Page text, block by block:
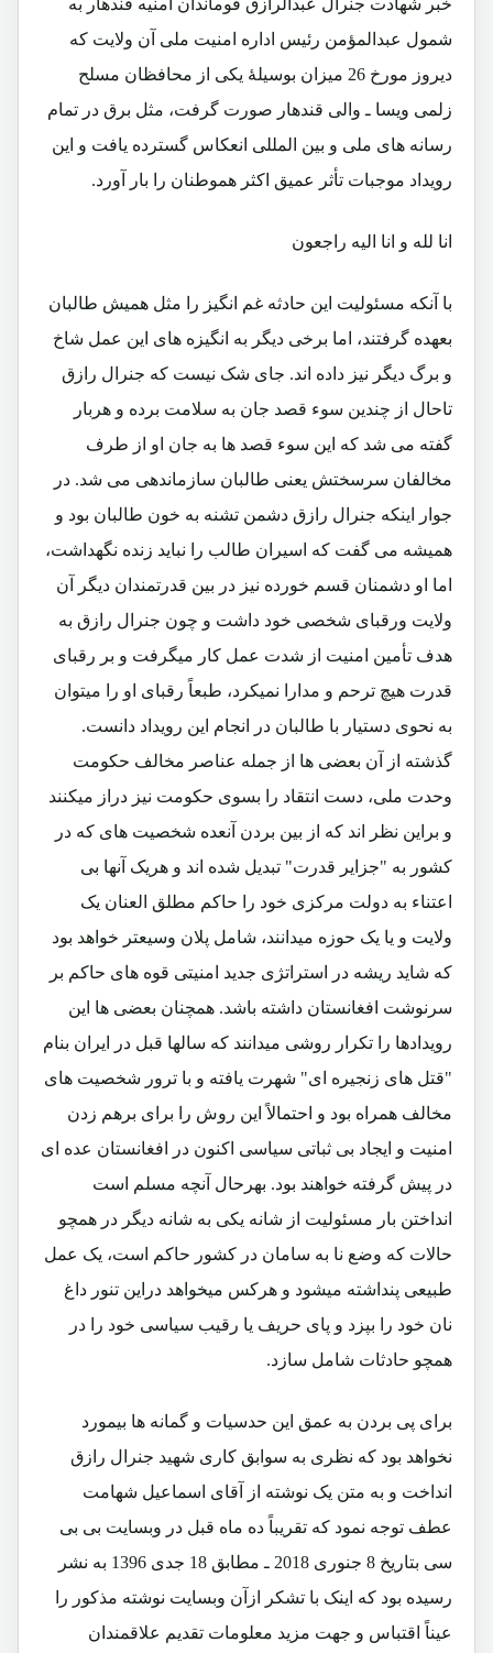
خبر شهادت جنرال عبدالرازق قوماندان امنیه قندهار به
شمول عبدالمؤمن رئیس اداره امنیت ملی آن ولایت که
دیروز مورخ 26 میزان بوسیلۀ یکی از محافظان مسلح
زلمی ویسا ـ والی قندهار صورت گرفت، مثل برق در تمام
رسانه های ملی و بین المللی انعکاس گسترده یافت و این
رویداد موجبات تأثر عمیق اکثر هموطنان را بار آورد.
انا لله و انا الیه راجعون
با آنکه مسئولیت این حادثه غم انگیز را مثل همیش طالبان
بعهده گرفتند، اما برخی دیگر به انگیزه های این عمل شاخ
و برگ دیگر نیز داده اند. جای شک نیست که جنرال رازق
تاحال از چندین سوء قصد جان به سلامت برده و هربار
گفته می شد که این سوء قصد ها به جان او از طرف
مخالفان سرسختش یعنی طالبان سازماندهی می شد. در
جوار اینکه جنرال رازق دشمن تشنه به خون طالبان بود و
همیشه می گفت که اسیران طالب را نباید زنده نگهداشت،
اما او دشمنان قسم خورده نیز در بین قدرتمندان دیگر آن
ولایت ورقبای شخصی خود داشت و چون جنرال رازق به
هدف تأمین امنیت از شدت عمل کار میگرفت و بر رقبای
قدرت هیچ ترحم و مدارا نمیکرد، طبعاً رقبای او را میتوان
به نحوی دستیار با طالبان در انجام این رویداد دانست.
گذشته از آن بعضی ها از جمله عناصر مخالف حکومت
وحدت ملی، دست انتقاد را بسوی حکومت نیز دراز میکنند
و براین نظر اند که از بین بردن آنعده شخصیت های که در
کشور به "جزایر قدرت" تبدیل شده اند و هریک آنها بی
اعتناء به دولت مرکزی خود را حاکم مطلق العنان یک
ولایت و یا یک حوزه میدانند، شامل پلان وسیعتر خواهد بود
که شاید ریشه در استراتژی جدید امنیتی قوه های حاکم بر
سرنوشت افغانستان داشته باشد. همچنان بعضی ها این
رویدادها را تکرار روشی میدانند که سالها قبل در ایران بنام
"قتل های زنجیره ای" شهرت یافته و با ترور شخصیت های
مخالف همراه بود و احتمالاً این روش را برای برهم زدن
امنیت و ایجاد بی ثباتی سیاسی اکنون در افغانستان عده ای
در پیش گرفته خواهند بود. بهرحال آنچه مسلم است
انداختن بار مسئولیت از شانه یکی به شانه دیگر در همچو
حالات که وضع نا به سامان در کشور حاکم است، یک عمل
طبیعی پنداشته میشود و هرکس میخواهد دراین تنور داغ
نان خود را بپزد و پای حریف یا رقیب سیاسی خود را در
همچو حادثات شامل سازد.
برای پی بردن به عمق این حدسیات و گمانه ها بیمورد
نخواهد بود که نظری به سوابق کاری شهید جنرال رازق
انداخت و به متن یک نوشته از آقای اسماعیل شهامت
عطف توجه نمود که تقریباً ده ماه قبل در وبسایت بی بی
سی بتاریخ 8 جنوری 2018 ـ مطابق 18 جدی 1396 به نشر
رسیده بود که اینک با تشکر ازآن وبسایت نوشته مذکور را
عیناً اقتباس و جهت مزید معلومات تقدیم علاقمندان